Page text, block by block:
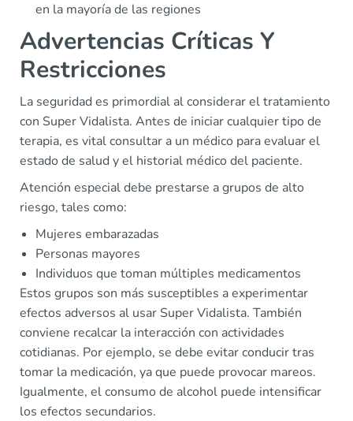
en la mayoría de las regiones
Advertencias Críticas Y
Restricciones
La seguridad es primordial al considerar el tratamiento
con Super Vidalista. Antes de iniciar cualquier tipo de
terapia, es vital consultar a un médico para evaluar el
estado de salud y el historial médico del paciente.
Atención especial debe prestarse a grupos de alto
riesgo, tales como:
Mujeres embarazadas
Personas mayores
Individuos que toman múltiples medicamentos
Estos grupos son más susceptibles a experimentar
efectos adversos al usar Super Vidalista. También
conviene recalcar la interacción con actividades
cotidianas. Por ejemplo, se debe evitar conducir tras
tomar la medicación, ya que puede provocar mareos.
Igualmente, el consumo de alcohol puede intensificar
los efectos secundarios.